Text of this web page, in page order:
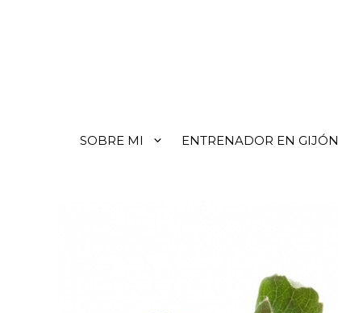
SOBRE MI ENTRENADOR EN GIJÓN